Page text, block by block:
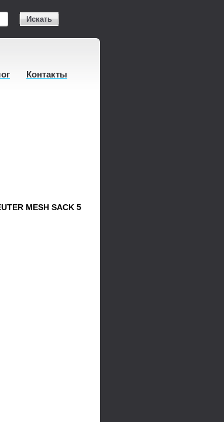
Искать
Контакты
MESH SACK 5